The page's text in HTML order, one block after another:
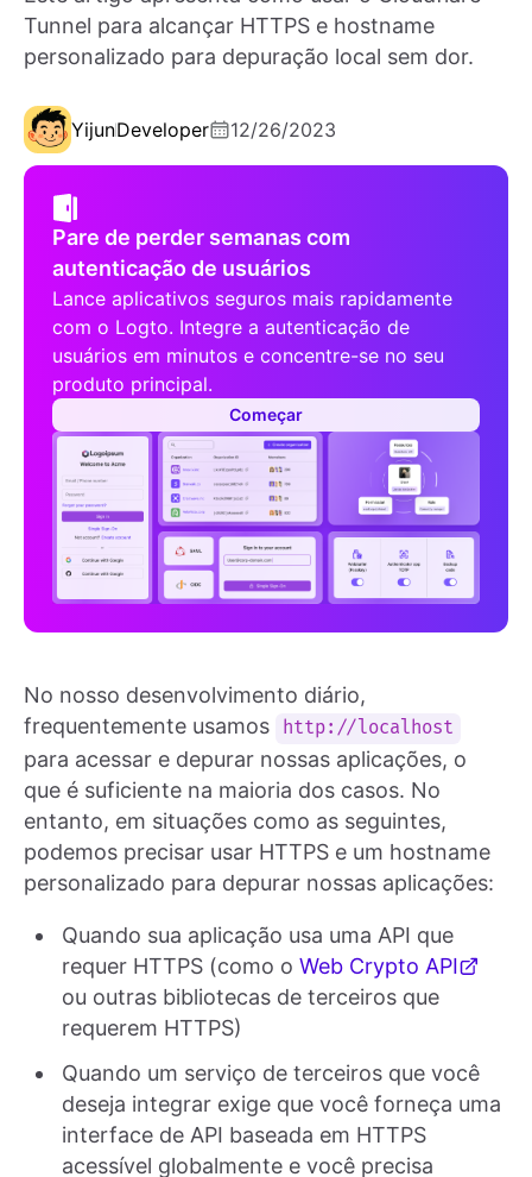
Tunnel para alcançar HTTPS e hostname
personalizado para depuração local sem dor.
YijunDeveloper 12/26/2023
Pare de perder semanas com
autenticação de usuários
Lance aplicativos seguros mais rapidamente
com o Logto. Integre a autenticação de
usuários em minutos e concentre-se no seu
produto principal.
Começar
No nosso desenvolvimento diário,
frequentemente usamos
http://localhost
para acessar e depurar nossas aplicações, o
que é suficiente na maioria dos casos. No
entanto, em situações como as seguintes,
podemos precisar usar HTTPS e um hostname
personalizado para depurar nossas aplicações:
Quando sua aplicação usa uma API que
requer HTTPS (como o Web Crypto API
ou outras bibliotecas de terceiros que
requerem HTTPS)
Quando um serviço de terceiros que você
deseja integrar exige que você forneça uma
interface de API baseada em HTTPS
acessível globalmente e você precisa